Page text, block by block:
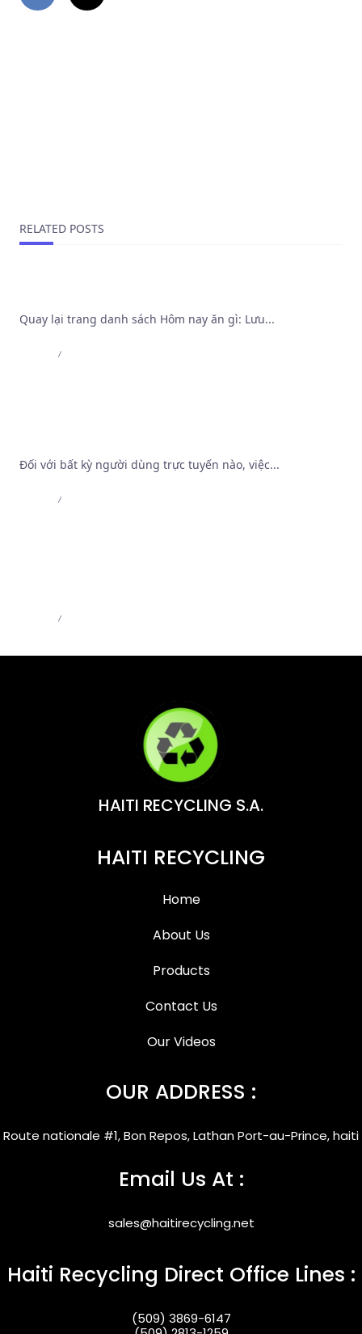
RELATED POSTS
Quay lại trang danh sách Hôm nay ăn gì: Lưu...
Đối với bất kỳ người dùng trực tuyến nào, việc...
HAITI RECYCLING S.A.
HAITI RECYCLING
Home
About Us
Products
Contact Us
Our Videos
OUR ADDRESS :
Route nationale #1, Bon Repos, Lathan Port-au-Prince, haiti
Email Us At :
sales@haitirecycling.net
Haiti Recycling Direct Office Lines :
(509) 3869-6147